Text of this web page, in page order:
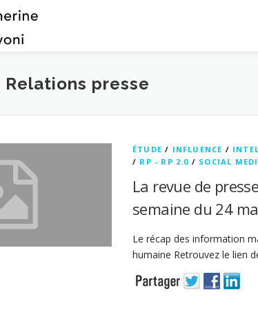
Relations presse
ÉTUDE / INFLUENCE /
/ RP - RP 2.0 / SOCIAL
La revue de
semaine du 24
Le récap des information
humaine Retrouvez le lien